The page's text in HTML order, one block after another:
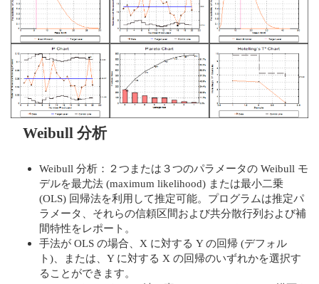
Weibull 分析
Weibull 分析：２つまたは３つのパラメータの Weibull モ
デルを最尤法 (maximum likelihood) または最小二乗
(OLS) 回帰法を利用して推定可能。プログラムは推定パ
ラメータ、それらの信頼区間および共分散行列および補
間特性をレポート。
手法が OLS の場合、X に対する Y の回帰 (デフォル
ト)、または、Y に対する X の回帰のいずれかを選択す
ることができます。